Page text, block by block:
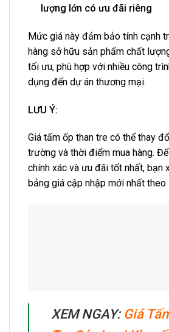
lượng lớn có ưu đãi riêng
Mức giá này đảm bảo tính cạnh
hàng sở hữu sản phẩm chất
tối ưu, phù hợp với nhiều công
dụng đến dự án thương mại.
LƯU Ý:
Giá tấm ốp than tre có thể thay
trường và thời điểm mua hàng.
chính xác và ưu đãi tốt nhất, bạn
bảng giá cập nhập mới nhất
XEM NGAY: Giá